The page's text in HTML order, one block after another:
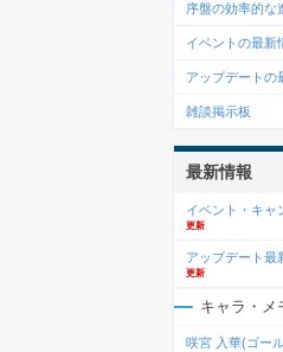
序盤の効率的な
イベントの最新
アップデートの
雑談掲示板
最新情報
イベント・キャ
更新
アップデート最
更新
キャラ・メ
咲宮 入華(ゴー